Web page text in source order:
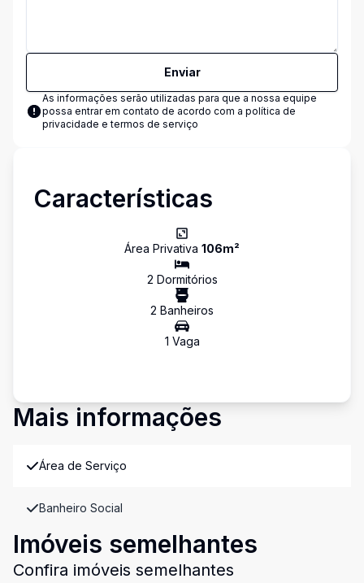
Enviar
As informações serão utilizadas para que a nossa equipe
possa entrar em contato de acordo com a política de
privacidade e termos de serviço
Características
Área Privativa 106m²
2 Dormitórios
2 Banheiros
1 Vaga
Mais informações
Área de Serviço
Banheiro Social
Imóveis semelhantes
Confira imóveis semelhantes